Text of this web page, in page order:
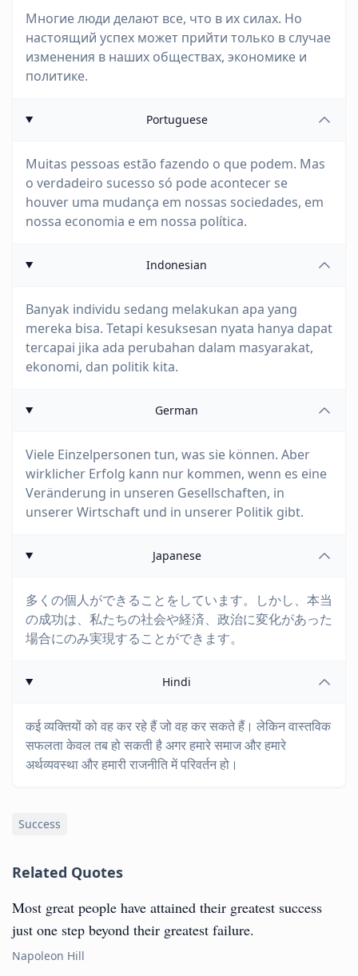
Многие люди делают все, что в их силах. Но
настоящий успех может прийти только в случае
изменения в наших обществах, экономике и
политике.
Portuguese
Muitas pessoas estão fazendo o que podem. Mas
o verdadeiro sucesso só pode acontecer se
houver uma mudança em nossas sociedades, em
nossa economia e em nossa política.
Indonesian
Banyak individu sedang melakukan apa yang
mereka bisa. Tetapi kesuksesan nyata hanya dapat
tercapai jika ada perubahan dalam masyarakat,
ekonomi, dan politik kita.
German
Viele Einzelpersonen tun, was sie können. Aber
wirklicher Erfolg kann nur kommen, wenn es eine
Veränderung in unseren Gesellschaften, in
unserer Wirtschaft und in unserer Politik gibt.
Japanese
多くの個人ができることをしています。しかし、本当
の成功は、私たちの社会や経済、政治に変化があった
場合にのみ実現することができます。
Hindi
कई व्यक्तियों को वह कर रहे हैं जो वह कर सकते हैं। लेकिन वास्तविक
सफलता केवल तब हो सकती है अगर हमारे समाज और हमारे
अर्थव्यवस्था और हमारी राजनीति में परिवर्तन हो।
Success
Related Quotes
Most great people have attained their greatest success
just one step beyond their greatest failure.
Napoleon Hill